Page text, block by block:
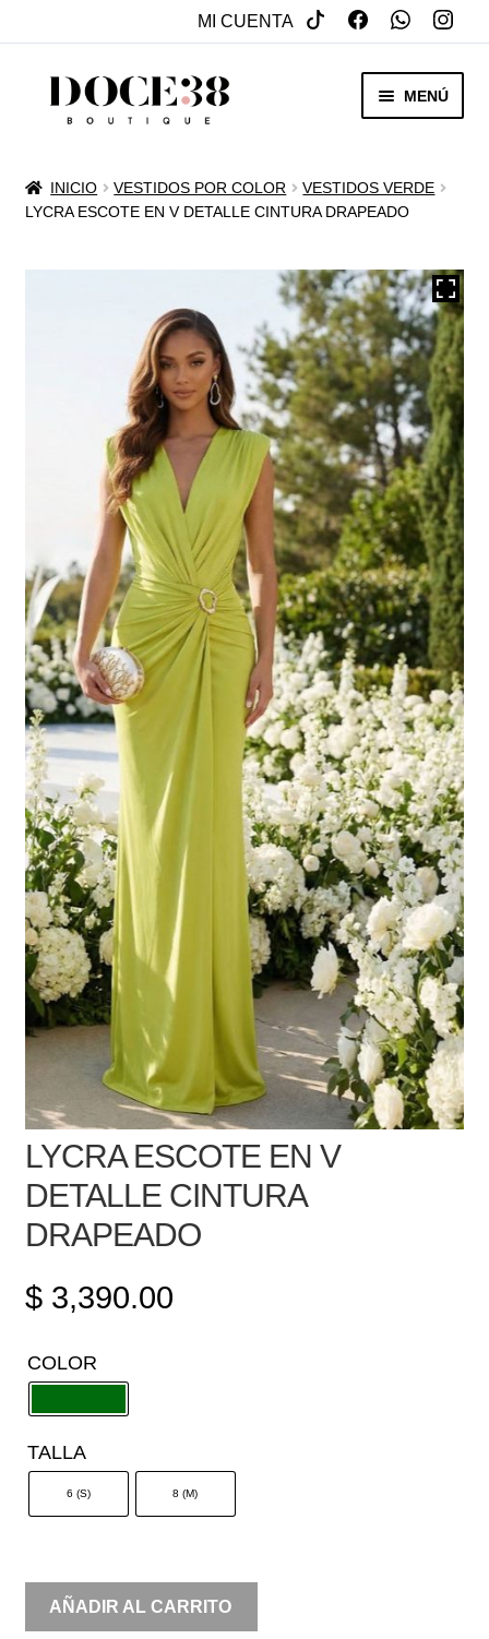
MI CUENTA
SALTAR
MENÚ
VENTA
REBAJAS
VESTIDOS DE NOVIA
MENÚ
HIJO
ACCESORIOS
INICIO VESTIDOS POR COLOR
VESTIDOS VERDE
LYCRA ESCOTE EN V DETALLE CINTURA DRAPEADO
LYCRA ESCOTE EN V
DETALLE CINTURA
DRAPEADO
$3,390.00
COLOR
TALLA
6 (S) 8 (M)
LYCRA
ESCOTE
AÑADIR AL CARRITO